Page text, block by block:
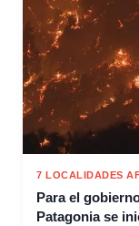
7 LOCALIDADES
Para el
Patagonia se